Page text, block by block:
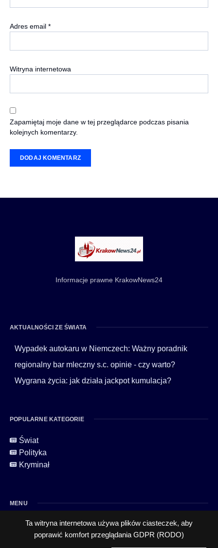
Ta witryna internetowa używa plików ciasteczek, aby
poprawić komfort przeglądania GDPR (RODO)
Adres email *
Witryna internetowa
Zapamiętaj moje dane w tej przeglądarce podczas pisania
kolejnych komentarzy.
Informacje prawne KrakowNews24
AKTUALNOŚCI ZE ŚWIATA
Wypadek autokaru w Niemczech: Ważny poradnik
regionalny bar mleczny s.c. opinie - czy warto?
Wygrana życia: jak działa jackpot kumulacja?
POPULARNE KATEGORIE
Świat
Polityka
Kryminał
MENU